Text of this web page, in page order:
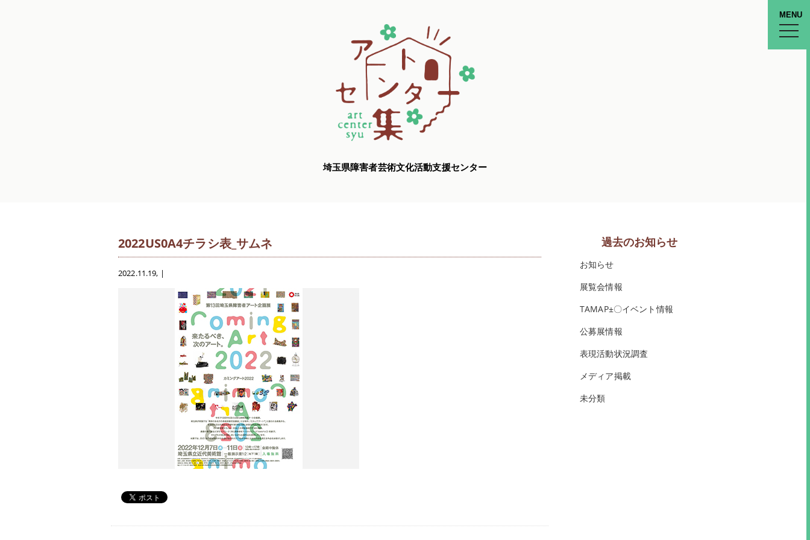
埼玉県障害者芸術文化活動支援センター
MENU
toggle
2022US0A4チラシ表_サムネ
2022.11.19, |
過去のお知らせ
お知らせ
展覧会情報
TAMAP±〇イベント情報
公募展情報
表現活動状況調査
メディア掲載
未分類